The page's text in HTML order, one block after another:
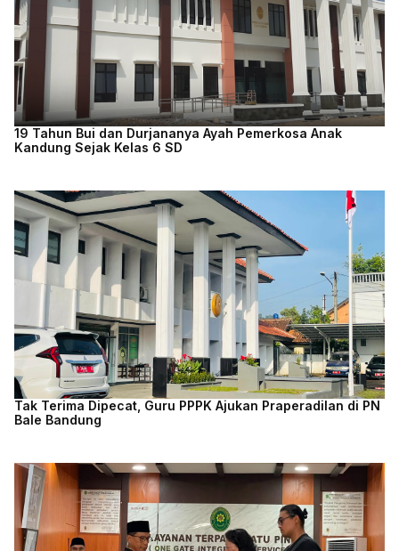
19 Tahun Bui dan Durjananya Ayah Pemerkosa Anak
Kandung Sejak Kelas 6 SD
Tak Terima Dipecat, Guru PPPK Ajukan Praperadilan di PN
Bale Bandung